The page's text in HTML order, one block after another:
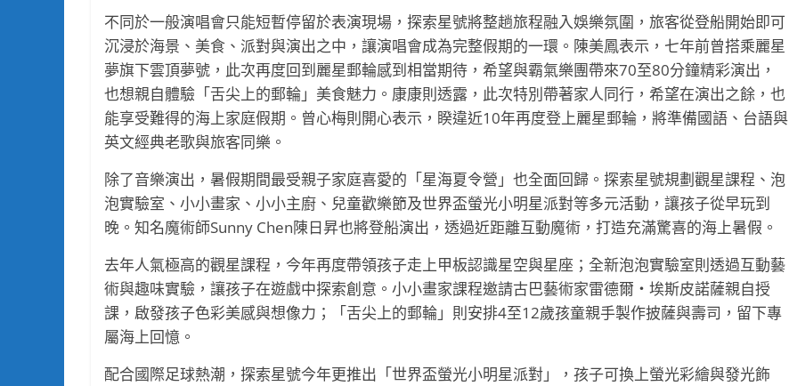
不同於一般演唱會只能短暫停留於表演現場，探索星號將整趟旅程融入娛樂氛圍，旅客從登船開始即可
沉浸於海景、美食、派對與演出之中，讓演唱會成為完整假期的一環。陳美鳳表示，七年前曾搭乘麗星
夢旗下雲頂夢號，此次再度回到麗星郵輪感到相當期待，希望與霸氣樂團帶來70至80分鐘精彩演出，
也想親自體驗「舌尖上的郵輪」美食魅力。康康則透露，此次特別帶著家人同行，希望在演出之餘，也
能享受難得的海上家庭假期。曾心梅則開心表示，睽違近10年再度登上麗星郵輪，將準備國語、台語與
英文經典老歌與旅客同樂。
除了音樂演出，暑假期間最受親子家庭喜愛的「星海夏令營」也全面回歸。探索星號規劃觀星課程、泡
泡實驗室、小小畫家、小小主廚、兒童歡樂節及世界盃螢光小明星派對等多元活動，讓孩子從早玩到
晚。知名魔術師Sunny Chen陳日昇也將登船演出，透過近距離互動魔術，打造充滿驚喜的海上暑假。
去年人氣極高的觀星課程，今年再度帶領孩子走上甲板認識星空與星座；全新泡泡實驗室則透過互動藝
術與趣味實驗，讓孩子在遊戲中探索創意。小小畫家課程邀請古巴藝術家雷德爾・埃斯皮諾薩親自授
課，啟發孩子色彩美感與想像力；「舌尖上的郵輪」則安排4至12歲孩童親手製作披薩與壽司，留下專
屬海上回憶。
配合國際足球熱潮，探索星號今年更推出「世界盃螢光小明星派對」，孩子可換上螢光彩繪與發光飾